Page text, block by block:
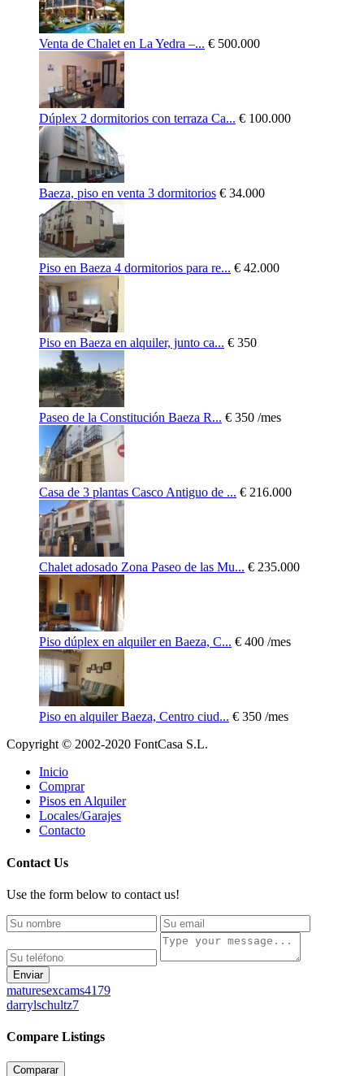
Venta de Chalet en La Yedra –... € 500.000
Dúplex 2 dormitorios con terraza Ca... € 100.000
Baeza, piso en venta 3 dormitorios € 34.000
Piso en Baeza 4 dormitorios para re... € 42.000
Piso en Baeza en alquiler, junto ca... € 350
Paseo de la Constitución Baeza R... € 350 /mes
Casa de 3 plantas Casco Antiguo de ... € 216.000
Chalet adosado Zona Paseo de las Mu... € 235.000
Piso dúplex en alquiler en Baeza, C... € 400 /mes
Piso en alquiler Baeza, Centro ciud... € 350 /mes
Copyright © 2002-2020 FontCasa S.L.
Inicio
Comprar
Pisos en Alquiler
Locales/Garajes
Contacto
Contact Us
Use the form below to contact us!
Enviar
maturesexcams4179
darrylschultz7
Compare Listings
Comparar